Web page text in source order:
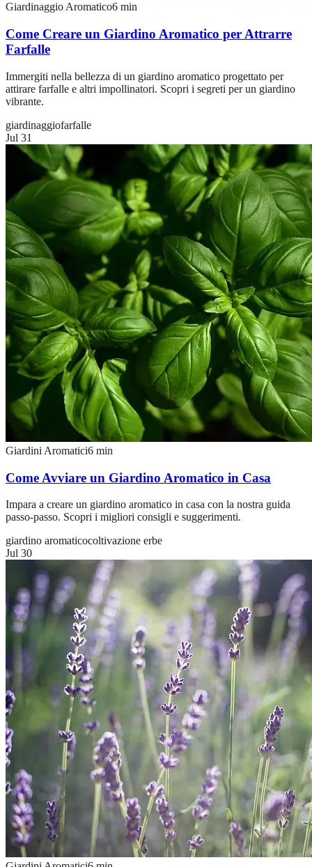
Giardinaggio Aromatico6 min
Come Creare un Giardino Aromatico per Attrarre
Farfalle
Immergiti nella bellezza di un giardino aromatico progettato per
attirare farfalle e altri impollinatori. Scopri i segreti per un giardino
vibrante.
giardinaggiofarfalle
Jul 31
Giardini Aromatici6 min
Come Avviare un Giardino Aromatico in Casa
Impara a creare un giardino aromatico in casa con la nostra guida
passo-passo. Scopri i migliori consigli e suggerimenti.
giardino aromaticocoltivazione erbe
Jul 30